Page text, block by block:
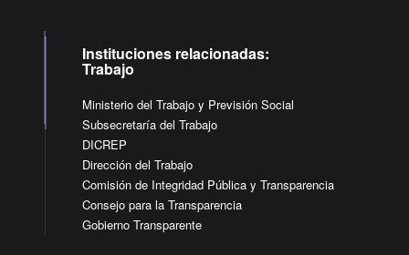
Instituciones relacionadas:
Trabajo
Ministerio del Trabajo y Previsión Social
Subsecretaría del Trabajo
DICREP
Dirección del Trabajo
Comisión de Integridad Pública y Transparencia
Consejo para la Transparencia
Gobierno Transparente